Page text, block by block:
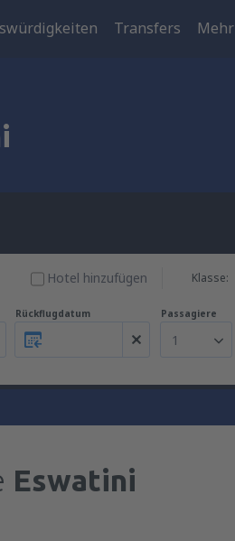
Transfers Mehr
Klasse:
Hotel hinzufügen
Rückflugdatum Passagiere
1
Eswatini